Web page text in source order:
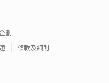
劃
條款及細則